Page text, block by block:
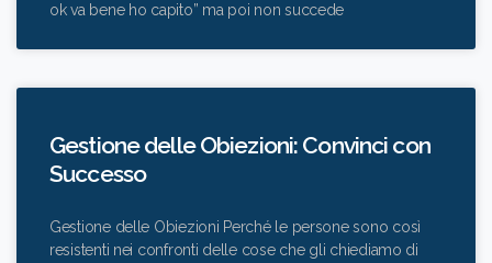
ok va bene ho capito” ma poi non succede
Gestione delle Obiezioni: Convinci con
Successo
Gestione delle Obiezioni Perché le persone sono così
resistenti nei confronti delle cose che gli chiediamo di